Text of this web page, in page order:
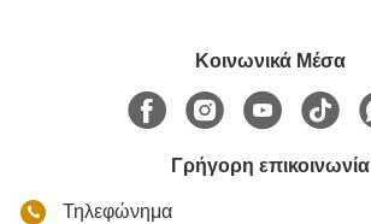
Κοινωνικά Μέσα
Γρήγορη επικοινωνία
Τηλεφώνημα